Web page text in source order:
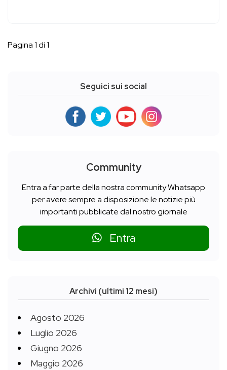
Pagina 1 di 1
Seguici sui social
Community
Entra a far parte della nostra community Whatsapp
per avere sempre a disposizione le notizie più
importanti pubblicate dal nostro giornale
Entra
Archivi (ultimi 12 mesi)
Agosto 2026
Luglio 2026
Giugno 2026
Maggio 2026